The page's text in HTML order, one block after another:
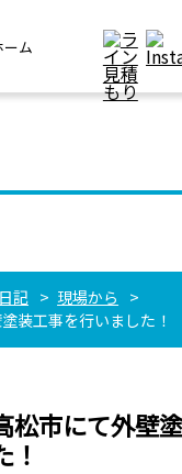
ム
記
現場から
装工事を行いました！
松市にて外壁
！